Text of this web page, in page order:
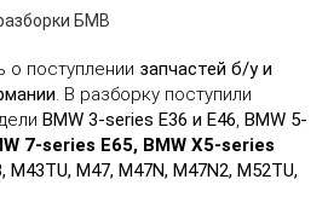
БМВ
о поступлении запчастей б/у и
. В разборку поступили
BMW 3-series E36 и E46 BMW 5-
7-series E65, BMW X5-series
M43TU, M47, M47N, M47N2, M52TU,